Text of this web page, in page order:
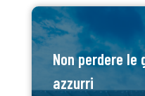
Non perdere
azzurri